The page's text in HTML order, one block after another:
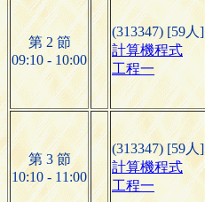
第 2 節
09:10 - 10:00
(313347) [59人]
計算機程式
工程一
第 3 節
10:10 - 11:00
(313347) [59人]
計算機程式
工程一